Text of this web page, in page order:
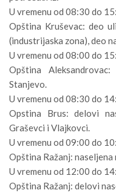
U vremenu od 08:30 do
Opština Kruševac: deo
(industrijaska zona), deo
U vremenu od 08:00 do
Opština
Stanjevo.
U vremenu od 08:30 do
Opstina Brus: delovi
Graševci i Vlajkovci.
U vremenu od 09:00 do
Opština Ražanj:
U vremenu od 12:00 do
Opština Ražanj: delovi